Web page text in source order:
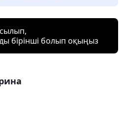
бірінші болып оқыңыз